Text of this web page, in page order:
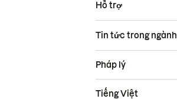
Hỗ trợ
Tin tức trong ngành
Pháp lý
Tiếng Việt